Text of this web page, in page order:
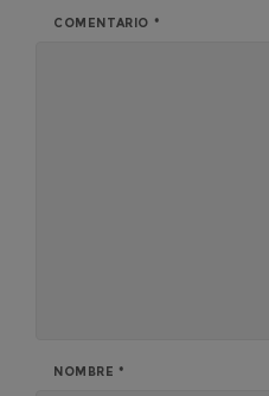
COMENTARIO *
NOMBRE *